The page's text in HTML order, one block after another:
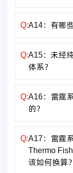
Q:A14：有哪
Q:A15：未经
体系？
Q:A16：雷霆
的？
Q:A17：雷霆
Thermo
该如何换算？